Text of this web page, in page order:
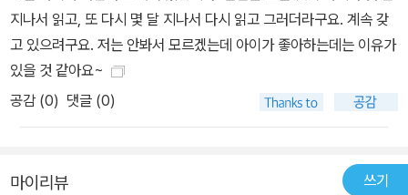
지나서 읽고, 또 다시 몇 달 지나서 다시 읽고 그러더라구요. 계속 갖
고 있으려구요. 저는 안봐서 모르겠는데 아이가 좋아하는데는 이유가
있을 것 같아요~
공감 (0) 댓글 (0)
마이리뷰 쓰기